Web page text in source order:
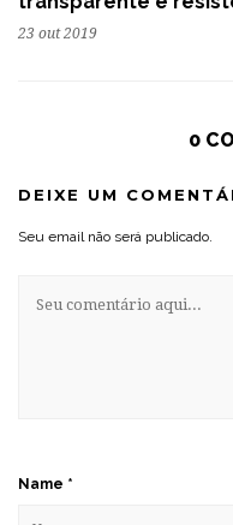
23 out 2019
0
DEIXE UM
Seu email não será publicado.
Name *